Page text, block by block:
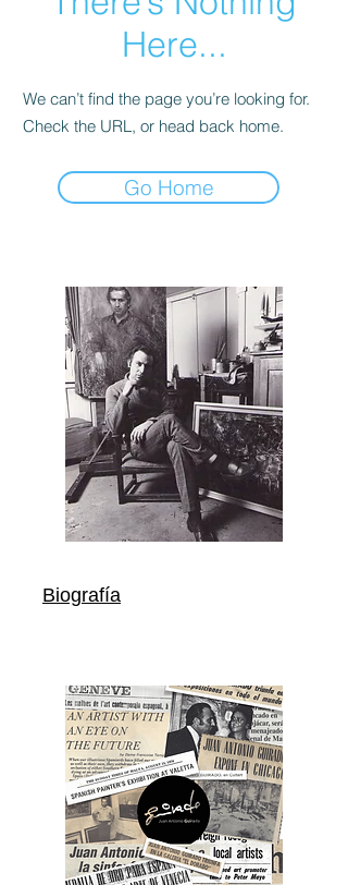
Here...
We can’t find the page you’re looking for.
Check the URL, or head back home.
Go Home
Biografía